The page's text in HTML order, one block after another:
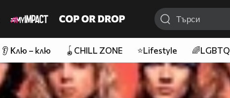
👂 Клю – клю 🪀CHILL ZONE ⭐Lifestyle 🌈LGBTQ